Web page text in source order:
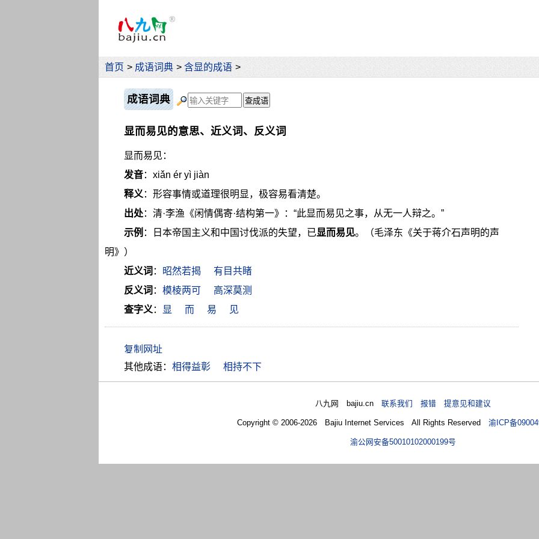
首页 > 成语词典 > 含显的成语 >
成语词典
显而易见的意思、近义词、反义词
显而易见：
发音：xiǎn ér yì jiàn
释义 ：形容事情或道理很明显，极容易看清楚。
出处：清·李渔《闲情偶寄·结构第一》：“此显而易见之事，从无一人辩之。”
示例 ：日本帝国主义和中国讨伐派的失望，已显而易见。（毛泽东《关于蒋介石声明的声
明》）
近义词 ： 昭然若揭
有目共睹
反义词 ： 模棱两可
高深莫测
查字义 ： 显 而 易 见
其他成语： 相得益彰 相持不下
八九网 bajiu.cn联系我们 报错 提意见和建议
Copyright © 2006-2026 Bajiu Internet Services All Rights Reserved 渝ICP备
渝公网安备50010102000199号